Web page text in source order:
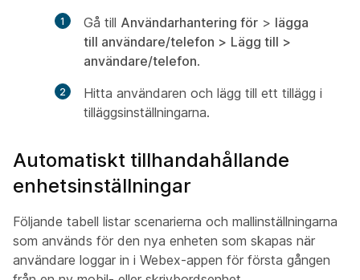
Gå till Användarhantering för > lägga
till användare/telefon > Lägg till >
användare/telefon.
Hitta användaren och lägg till ett tillägg i
tilläggsinställningarna.
Automatiskt tillhandahållande
enhetsinställningar
Följande tabell listar scenarierna och mallinställningarna
som används för den nya enheten som skapas när
användare loggar in i Webex-appen för första gången